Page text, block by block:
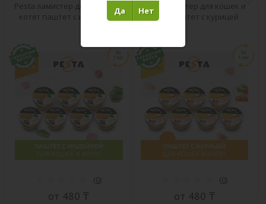
Pesta ламистер для кошек и
котят паштет с индейкой
(0)
от 480 ₸
Pesta ламистер для кошек и
котят паштет с курицей
(0)
от 480 ₸
Нет
Да